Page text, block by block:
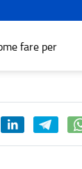
fare per